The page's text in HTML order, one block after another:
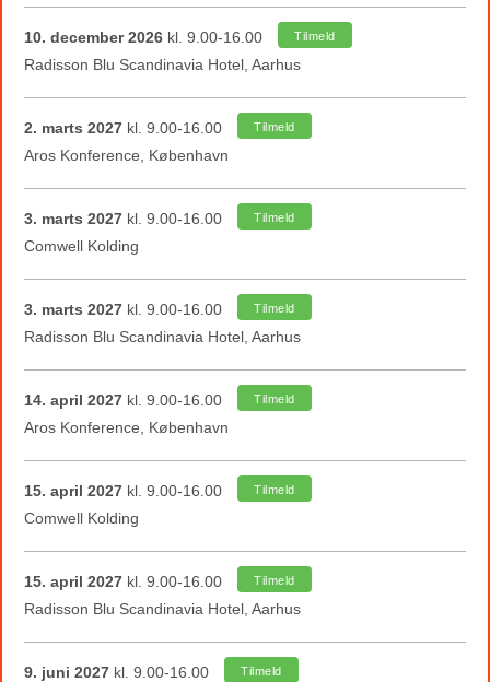
10. december 2026 kl. 9.00-16.00 Tilmeld
Radisson Blu Scandinavia Hotel, Aarhus
2. marts 2027 kl. 9.00-16.00 Tilmeld
Aros Konference, København
3. marts 2027 kl. 9.00-16.00 Tilmeld
Comwell Kolding
3. marts 2027 kl. 9.00-16.00 Tilmeld
Radisson Blu Scandinavia Hotel, Aarhus
14. april 2027 kl. 9.00-16.00 Tilmeld
Aros Konference, København
15. april 2027 kl. 9.00-16.00 Tilmeld
Comwell Kolding
15. april 2027 kl. 9.00-16.00 Tilmeld
Radisson Blu Scandinavia Hotel, Aarhus
9. juni 2027 kl. 9.00-16.00 Tilmeld